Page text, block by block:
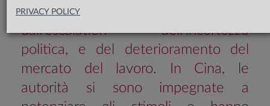
PRIVACY POLICY
fiducia dei consumatori innescato
dall’escalation dell’incertezza
politica, e del deterioramento del
mercato del lavoro. In Cina, le
autorità si sono impegnate a